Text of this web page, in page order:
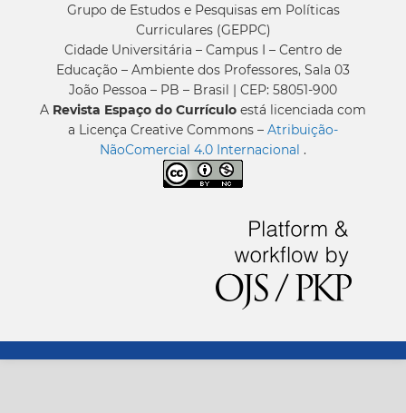
Grupo de Estudos e Pesquisas em Políticas
Curriculares (GEPPC)
Cidade Universitária – Campus I – Centro de
Educação – Ambiente dos Professores, Sala 03
João Pessoa – PB – Brasil | CEP: 58051-900
A Revista Espaço do Currículo está licenciada com
a Licença Creative Commons – Atribuição-
NãoComercial 4.0 Internacional .